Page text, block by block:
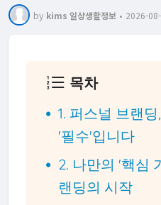
by kims 일상생활정보 • 2026-
목차
1. 퍼스널 브랜
'필수'입니다
2. 나만의 '핵심
랜딩의 시작